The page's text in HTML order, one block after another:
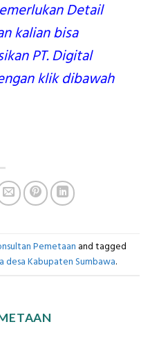
Detail
kalian bisa
PT. Digital
klik dibawah
Pemetaan and tagged
desa Kabupaten Sumbawa.